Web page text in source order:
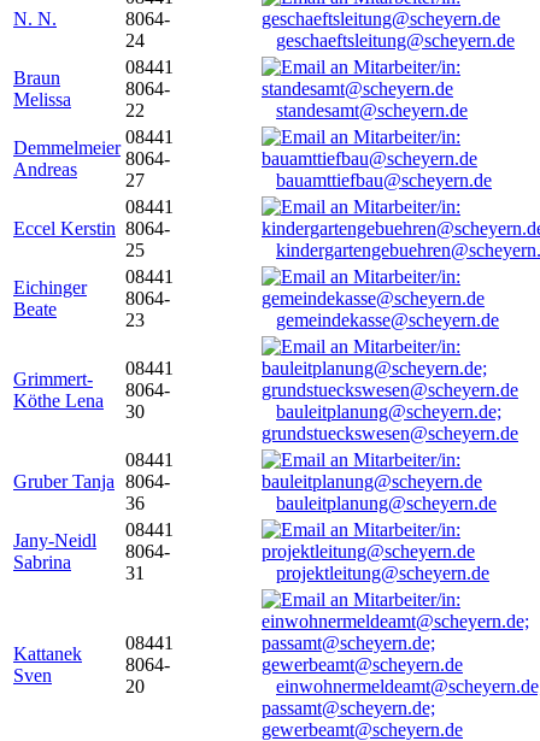
N. N.
8064-
24
geschaeftsleitung@scheyern.de
Braun
Melissa
08441
8064-
22
standesamt@scheyern.de
Demmelmeier
Andreas
08441
8064-
27
bauamttiefbau@scheyern.de
Eccel Kerstin
08441
8064-
25
Eichinger
Beate
08441
8064-
23
gemeindekasse@scheyern.de
Grimmert-
Köthe Lena
08441
8064-
30
bauleitplanung@scheyern.de;
grundstueckswesen@scheyern.de
Gruber Tanja
08441
8064-
36
bauleitplanung@scheyern.de
Jany-Neidl
Sabrina
08441
8064-
31
projektleitung@scheyern.de
Kattanek
Sven
08441
8064-
20
passamt@scheyern.de;
gewerbeamt@scheyern.de